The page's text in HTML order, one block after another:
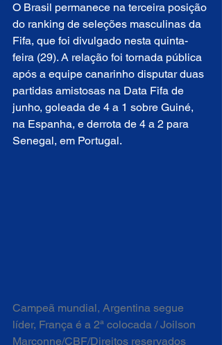
O Brasil permanece na terceira posição
do ranking de seleções masculinas da
Fifa, que foi divulgado nesta quinta-
feira (29). A relação foi tornada pública
após a equipe canarinho disputar duas
partidas amistosas na Data Fifa de
junho, goleada de 4 a 1 sobre Guiné,
na Espanha, e derrota de 4 a 2 para
Senegal, em Portugal.
Campeã mundial, Argentina segue
líder, França é a 2ª colocada / Joilson
Marconne/CBF/Direitos reservados